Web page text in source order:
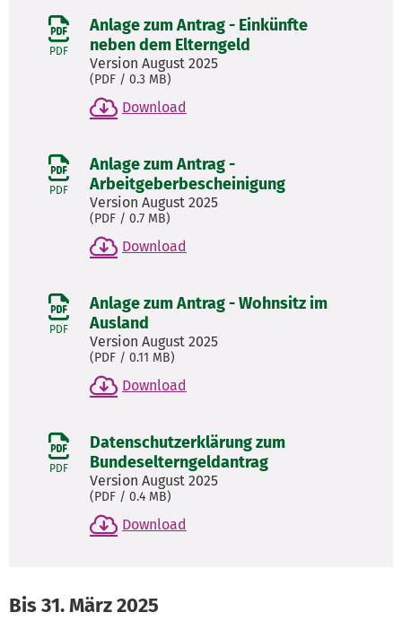
PDF
Anlage zum Antrag - Einkünfte
neben dem Elterngeld
Version August 2025
(PDF / 0.3 MB)
Download
PDF
Anlage zum Antrag -
Arbeitgeberbescheinigung
Version August 2025
(PDF / 0.7 MB)
Download
PDF
Anlage zum Antrag - Wohnsitz im
Ausland
Version August 2025
(PDF / 0.11 MB)
Download
PDF
Datenschutzerklärung zum
Bundeselterngeldantrag
Version August 2025
(PDF / 0.4 MB)
Download
Bis 31. März 2025